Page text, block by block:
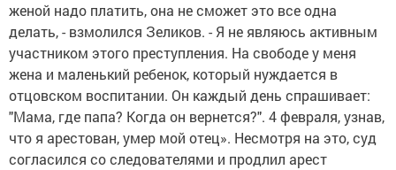
женой надо платить, она не сможет это все одна
делать, - взмолился Зеликов. - Я не являюсь активным
участником этого преступления. На свободе у меня
жена и маленький ребенок, который нуждается в
отцовском воспитании. Он каждый день спрашивает:
"Мама, где папа? Когда он вернется?". 4 февраля, узнав,
что я арестован, умер мой отец». Несмотря на это, суд
согласился со следователями и продлил арест